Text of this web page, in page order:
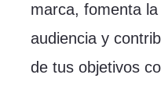
marca, fomenta
audiencia y
de tus objetivos